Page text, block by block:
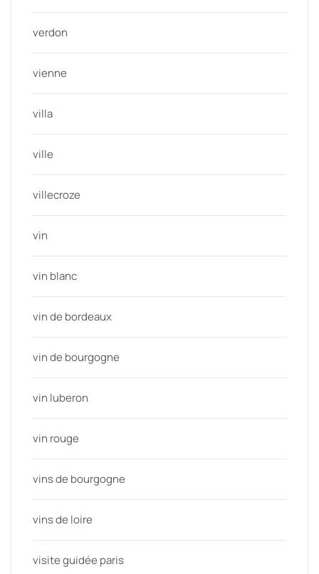
verdon
vienne
villa
ville
villecroze
vin
vin blanc
vin de bordeaux
vin de bourgogne
vin luberon
vin rouge
vins de bourgogne
vins de loire
visite guidée paris